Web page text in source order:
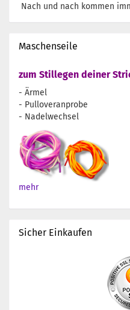
Nach und nach kommen
Maschenseile
zum Stillegen deiner
- Ärmel
- Pulloveranprobe
- Nadelwechsel
mehr
Sicher Einkaufen